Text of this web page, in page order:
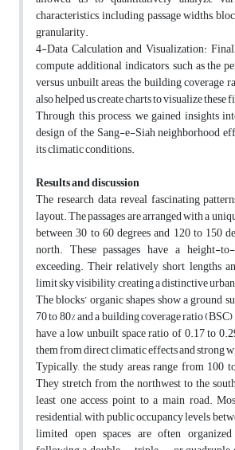
characteristics, including passage widths,
granularity.
4-Data Calculation and Visualization:
compute additional indicators, such as the
versus unbuilt areas, the building coverage
also helped us create charts to visualize these
Through this process, we gained insights
design of the Sang-e-Siah neighborhood
its climatic conditions.
Results and discussion
The research data reveal fascinating
layout. The passages are arranged with a
between 30 to 60 degrees and 120 to 150
north. These passages have a height-
exceeding. Their relatively short lengths
limit sky visibility, creating a distinctive
The blocks’ organic shapes show a ground
70 to 80% and a building coverage ratio
have a low unbuilt space ratio of 0.17 to
them from direct climatic effects and strong
Typically, the study areas range from 100
They stretch from the northwest to the
least one access point to a main road.
residential, with public occupancy levels
limited open spaces are often